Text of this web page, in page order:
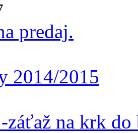
predaj.
2014/2015
na krk do